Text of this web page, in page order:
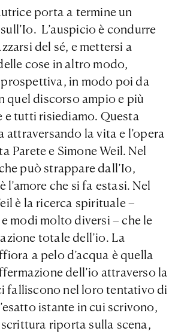
porta a termine un
L’auspicio è condurre
del sé, e mettersi a
cose in altro modo,
prospettiva, in modo poi da
quel discorso ampio e più
e tutti risiediamo. Questa
attraversando la vita e l’opera
Parete e Simone Weil. Nel
può strappare dall’Io,
che si fa estasi. Nel
è la ricerca spirituale –
modi molto diversi – che le
totale dell’io. La
a pelo d’acqua è quella
dell’io attraverso la
falliscono nel loro tentativo di
istante in cui scrivono,
riporta sulla scena,